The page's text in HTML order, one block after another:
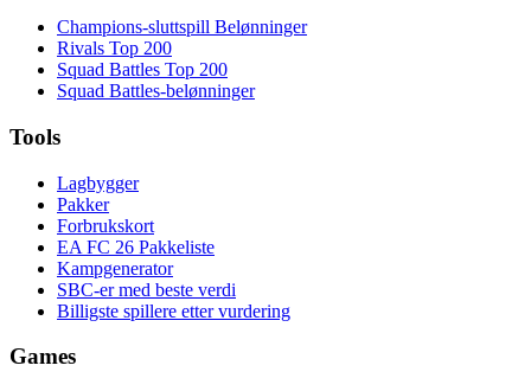
Champions-sluttspill Belønninger
Rivals Top 200
Squad Battles Top 200
Squad Battles-belønninger
Tools
Lagbygger
Pakker
Forbrukskort
EA FC 26 Pakkeliste
Kampgenerator
SBC-er med beste verdi
Billigste spillere etter vurdering
Games